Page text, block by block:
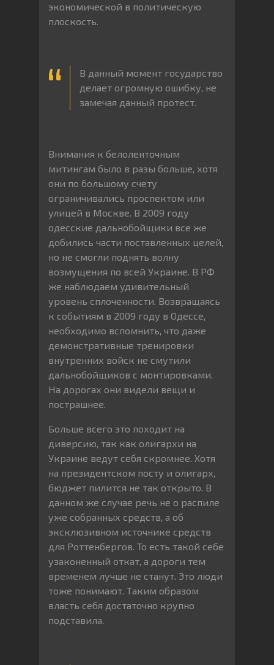
экономической в политическую
плоскость.
В данный момент государство
делает огромную ошибку, не
замечая данный протест.
Внимания к белоленточным
митингам было в разы больше, хотя
они по большому счету
ограничивались проспектом или
улицей в Москве. В 2009 году
одесские дальнобойщики все же
добились части поставленных целей,
но не смогли поднять волну
возмущения по всей Украине. В РФ
же наблюдаем удивительный
уровень сплоченности. Возвращаясь
к событиям в 2009 году в Одессе,
необходимо вспомнить, что даже
демонстративные тренировки
внутренних войск не смутили
дальнобойщиков с монтировками.
На дорогах они видели вещи и
пострашнее.
Больше всего это походит на
диверсию, так как олигархи на
Украине ведут себя скромнее. Хотя
на президентском посту и олигарх,
бюджет пилится не так открыто. В
данном же случае речь не о распиле
уже собранных средств, а об
эксклюзивном источнике средств
для Роттенбергов. То есть такой себе
узаконенный откат, а дороги тем
временем лучше не станут. Это люди
тоже понимают. Таким образом
власть себя достаточно крупно
подставила.